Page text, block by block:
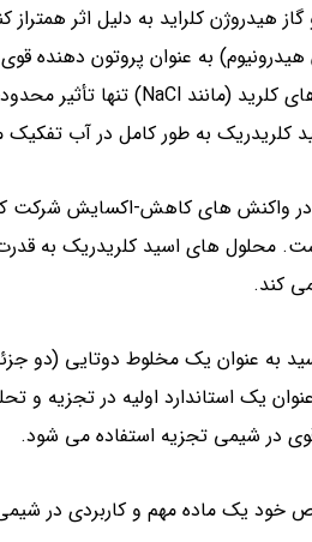
هیدروژن کلراید به دلیل اثر
هیدرونیوم) به عنوان پروتون دهنده
کلریدریک به طور کامل در آب
در واکنش های کاهش-اکسایش شرکت
محلول های اسید کلریدریک به
کند.
می توان آن را به عنوان یک استاندارد اولیه در
در شیمی تجزیه استفاده می شود.
خود یک ماده مهم و کاربردی در